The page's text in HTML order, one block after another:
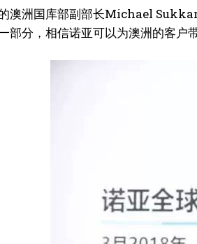
澳洲国库部副部长Michael
部分，相信诺亚可以为澳洲的客户